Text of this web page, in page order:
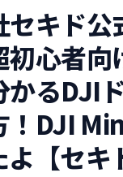
セキド公
心者向
かるDJI
！DJI
【セキ